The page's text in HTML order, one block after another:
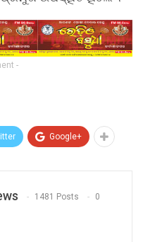
-
Google+
1481 Posts 0